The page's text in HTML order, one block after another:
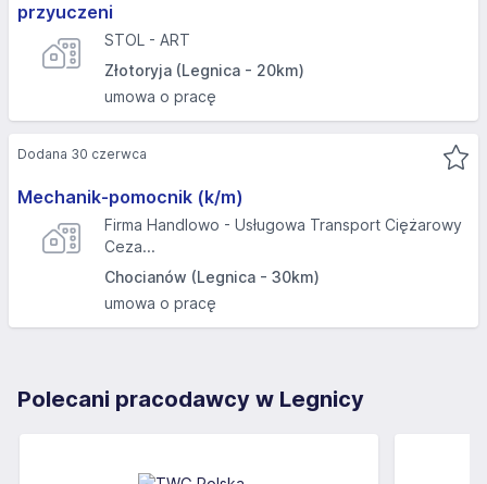
przyuczeni
STOL - ART
Złotoryja (Legnica - 20km)
umowa o pracę
Mechanik-pomocnik (k/m)
Firma Handlowo - Usługowa Transport Ciężarowy
Ceza...
Chocianów (Legnica - 30km)
umowa o pracę
Dodana 30 czerwca
Polecani pracodawcy w Legnicy